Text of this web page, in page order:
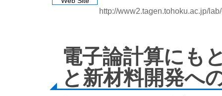
http://www2.tagen.tohoku.ac.jp/
電子論計算にも
と新材料開発へ